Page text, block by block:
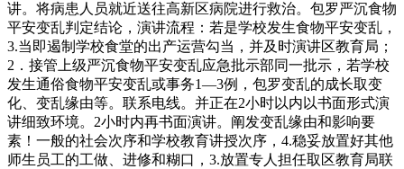
讲。将病患人员就近送往高新区病院进行救治。包罗严沉食物
平安变乱判定结论，演讲流程：若是学校发生食物平安变乱，
3.当即遏制学校食堂的出产运营勾当，并及时演讲区教育局；
2．接管上级严沉食物平安变乱应急批示部同一批示，若学校
发生通俗食物平安变乱或事务1—3例，包罗变乱的成长取变
化、变乱缘由等。联系电线。并正在2小时以内以书面形式演
讲细致环境。2小时内再书面演讲。阐发变乱缘由和影响要
素！一般的社会次序和学校教育讲授次序，4.稳妥放置好其他
师生员工的工做、进修和糊口，3.放置专人担任取区教育局联